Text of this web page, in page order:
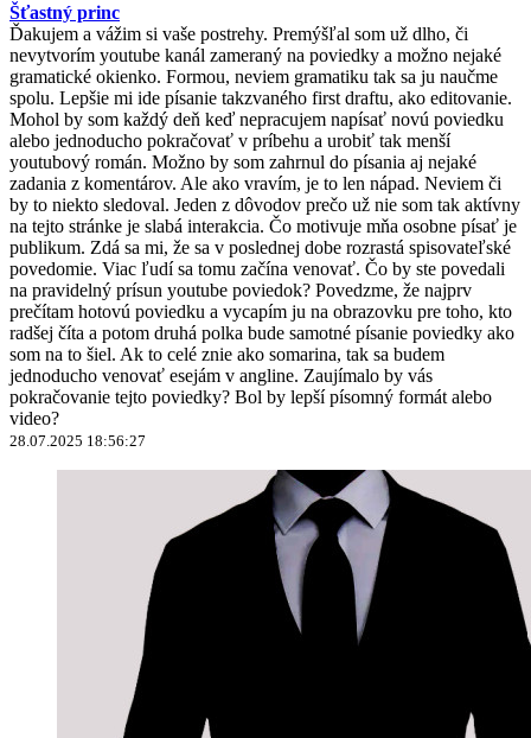
Šťastný princ
Ďakujem a vážim si vaše postrehy. Premýšľal som už dlho, či
nevytvorím youtube kanál zameraný na poviedky a možno nejaké
gramatické okienko. Formou, neviem gramatiku tak sa ju naučme
spolu. Lepšie mi ide písanie takzvaného first draftu, ako editovanie.
Mohol by som každý deň keď nepracujem napísať novú poviedku
alebo jednoducho pokračovať v príbehu a urobiť tak menší
youtubový román. Možno by som zahrnul do písania aj nejaké
zadania z komentárov. Ale ako vravím, je to len nápad. Neviem či
by to niekto sledoval. Jeden z dôvodov prečo už nie som tak aktívny
na tejto stránke je slabá interakcia. Čo motivuje mňa osobne písať je
publikum. Zdá sa mi, že sa v poslednej dobe rozrastá spisovateľské
povedomie. Viac ľudí sa tomu začína venovať. Čo by ste povedali
na pravidelný prísun youtube poviedok? Povedzme, že najprv
prečítam hotovú poviedku a vycapím ju na obrazovku pre toho, kto
radšej číta a potom druhá polka bude samotné písanie poviedky ako
som na to šiel. Ak to celé znie ako somarina, tak sa budem
jednoducho venovať esejám v angline. Zaujímalo by vás
pokračovanie tejto poviedky? Bol by lepší písomný formát alebo
video?
28.07.2025 18:56:27